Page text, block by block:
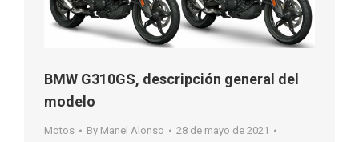
BMW G310GS, descripción general del
modelo
Motos By Manel Alonso
28 de mayo de 2021